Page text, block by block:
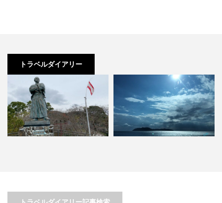
トラベルダイアリー